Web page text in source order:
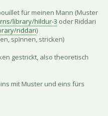
für meinen Mann (Muster
library/hildur-3 oder Riddari
riddari)
spinnen, stricken)
gestrickt, also theoretisch
mit Muster und eins fürs